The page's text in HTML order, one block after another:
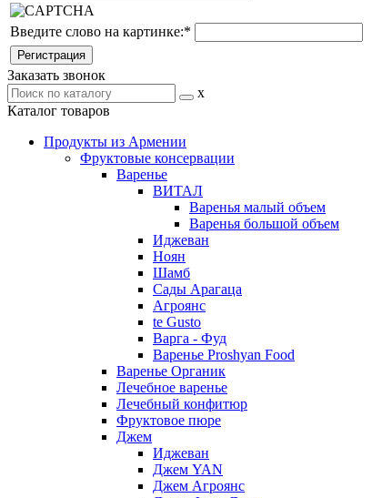
Введите слово на картинке:*
Заказать звонок
x
Каталог товаров
Продукты из Армении
Фруктовые консервации
Варенье
ВИТАЛ
Варенья малый объем
Варенья большой объем
Иджеван
Ноян
Шамб
Сады Арагаца
Агроянс
te Gusto
Варга - Фуд
Варенье Proshyan Food
Варенье Органик
Лечебное варенье
Лечебный конфитюр
Фруктовое пюре
Джем
Иджеван
Джем YAN
Джем Агроянс